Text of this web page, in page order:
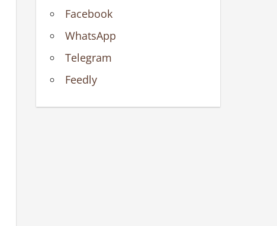
Facebook
WhatsApp
Telegram
Feedly